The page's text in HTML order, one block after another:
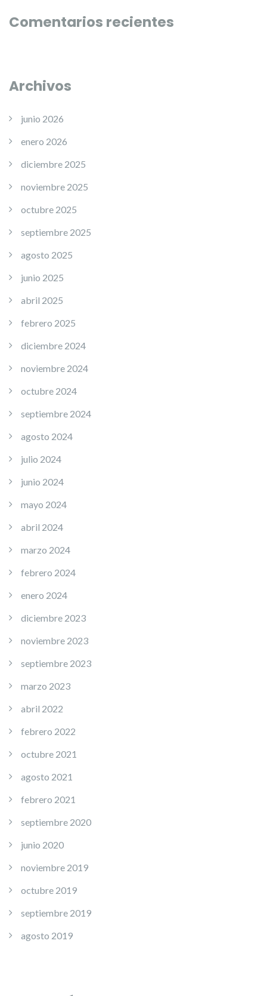
Comentarios recientes
Archivos
junio 2026
enero 2026
diciembre 2025
noviembre 2025
octubre 2025
septiembre 2025
agosto 2025
junio 2025
abril 2025
febrero 2025
diciembre 2024
noviembre 2024
octubre 2024
septiembre 2024
agosto 2024
julio 2024
junio 2024
mayo 2024
abril 2024
marzo 2024
febrero 2024
enero 2024
diciembre 2023
noviembre 2023
septiembre 2023
marzo 2023
abril 2022
febrero 2022
octubre 2021
agosto 2021
febrero 2021
septiembre 2020
junio 2020
noviembre 2019
octubre 2019
septiembre 2019
agosto 2019